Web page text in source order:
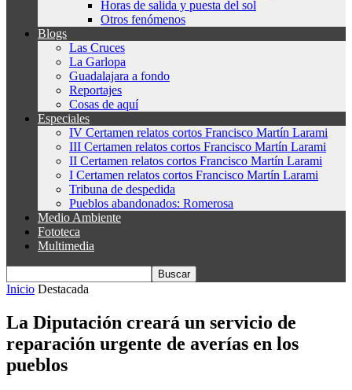
Horas de salida y puesta del sol
Otros fenómenos
Blogs
Las Cruces
La Garlopa
Guadalajara a fondo
Reportajes
Cosas de aquí
Especiales
IV Certamen relatos cortos Francisco Martín Larami
III Certamen relatos cortos Francisco Martín Larami
II Certamen relatos cortos Francisco Martín Larami
I Certamen relatos cortos Francisco Martín Larami
Tribuna de despedida
Pueblos abandonados: Romerosa
Medio Ambiente
Fototeca
Multimedia
Inicio Destacada
La Diputación creará un servicio de
reparación urgente de averías en los
pueblos